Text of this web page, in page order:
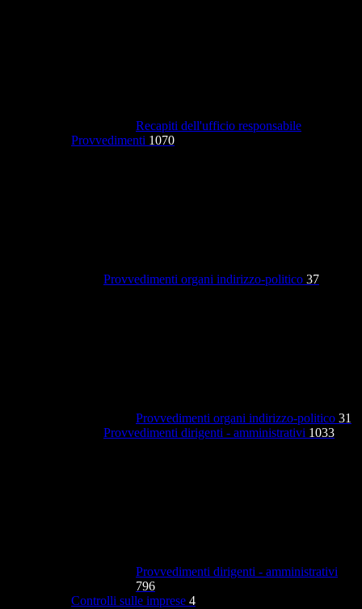
Recapiti dell'ufficio responsabile
Provvedimenti 1070
Provvedimenti organi indirizzo-politico 37
Provvedimenti organi indirizzo-politico 31
Provvedimenti dirigenti - amministrativi 1033
Provvedimenti dirigenti - amministrativi
796
Controlli sulle imprese 4